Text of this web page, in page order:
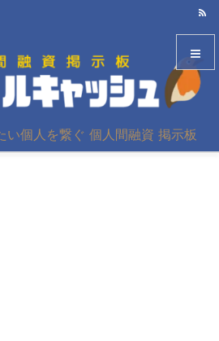
い個人を繋ぐ 個人間融資 掲示板